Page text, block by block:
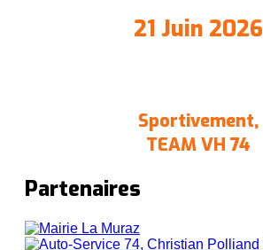
21 Juin 2026
Sportivement,
TEAM VH 74
Partenaires